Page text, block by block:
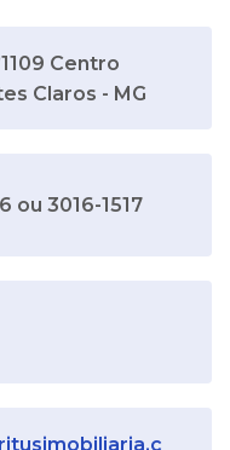
Centro
Claros - MG
ou 3016-1517